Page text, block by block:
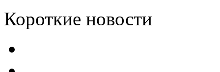
Короткие новости